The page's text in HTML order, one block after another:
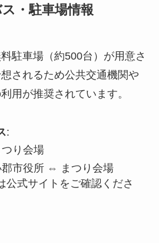
・駐車場情報
駐車場（約500台）が用意さ
されるため公共交通機関や
用が推奨されています。
:
り会場
市役所 ⇔ まつり会場
式サイトをご確認くださ